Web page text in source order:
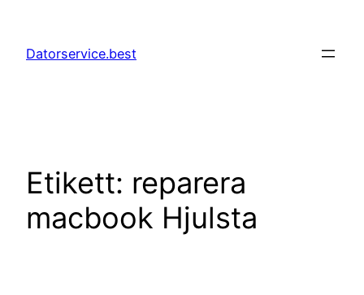
innehåll
Datorservice.best
Etikett: reparera
macbook Hjulsta